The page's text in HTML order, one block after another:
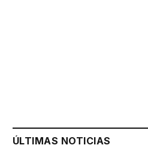
ÚLTIMAS NOTICIAS